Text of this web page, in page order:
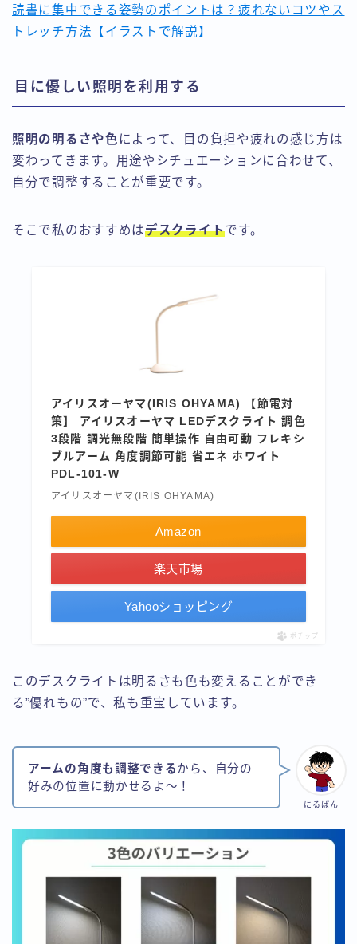
読書に集中できる姿勢のポイントは？疲れないコツやス
トレッチ方法【イラストで解説】
目に優しい照明を利用する
照明の明るさや色 によって、目の負担や疲れの感じ方は
変わってきます。用途やシチュエーションに合わせて、
自分で調整することが重要です。
そこで私のおすすめはデスクライトです。
アイリスオーヤマ(IRIS OHYAMA) 【節電対
策】 アイリスオーヤマ LEDデスクライト 調色
3段階 調光無段階 簡単操作 自由可動 フレキシ
ブルアーム 角度調節可能 省エネ ホワイト
PDL-101-W
アイリスオーヤマ(IRIS OHYAMA)
Amazon
楽天市場
Yahooショッピング
ポチップ
このデスクライトは明るさも色も変えることができ
る”優れもの”で、私も重宝しています。
にるばん
アームの角度も調整できるから、自分の
好みの位置に動かせるよ～！